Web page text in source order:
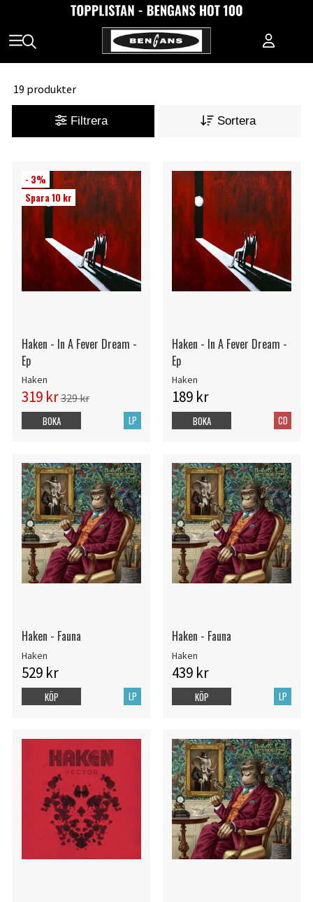
19 produkter
Filtrera Sortera
- 3%
Spara 10 kr
Haken - In A Fever Dream -
Ep
Haken
319 kr329 kr
LP
BOKA
Haken - In A Fever Dream -
Ep
Haken
189 kr
CD
BOKA
Haken - Fauna
Haken
529 kr
LP
KÖP
Haken - Fauna
Haken
439 kr
LP
KÖP